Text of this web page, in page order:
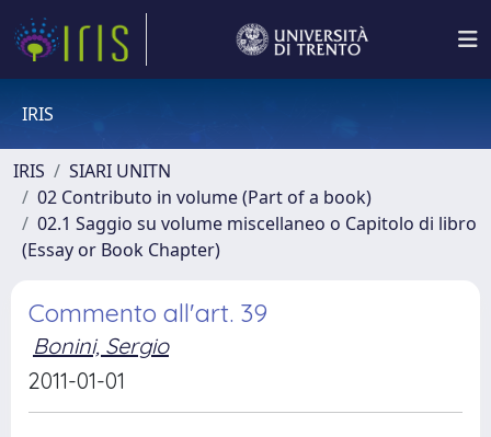
IRIS
IRIS
SIARI UNITN
02 Contributo in volume (Part of a book)
02.1 Saggio su volume miscellaneo o Capitolo di libro
(Essay or Book Chapter)
Commento all'art. 39
Bonini, Sergio
2011-01-01